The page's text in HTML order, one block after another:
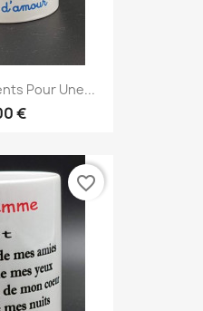
Pour Une...
€
favorite_border